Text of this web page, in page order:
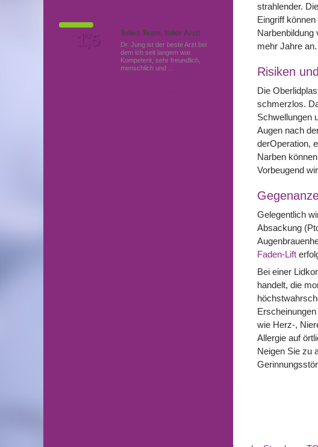
Tolles Team, toller Arzt!
Dr. Jung ist der beste Arzt bei
dem ich seit langem war.
Kompetent, sehr freundlich,
menschlich und …
Von Patienten
bewertet mit
Note
1,5
strahlender.
Eingriff
mehr Jahre an.
Risiken
Die
schmerzlos.
Schwellungen
Augen nach
derOperation,
Narben
Vorbeugend
Gelegentlich
Absackung
Faden-Lift
Bei einer
handelt, die
wie Herz-,
Allergie auf
Neigen Sie zu